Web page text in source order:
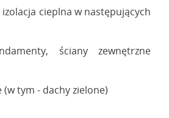
cieplna w następujących
ściany zewnętrzne
tym - dachy zielone)